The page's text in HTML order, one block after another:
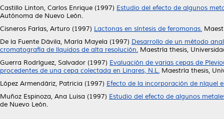
Castillo Linton, Carlos Enrique (1997) Estudio del efecto de algunos
Autónoma de Nuevo León.
Cisneros Farías, Arturo (1997) Lactonas en síntesis de feromonas.
De la Fuente Dávila, María Mayela (1997) Desarrollo de un método
cromatografía de líquidos de alta resolución. Maestría thesis,
Guerra Rodríguez, Salvador (1997) Evaluación de varias cepas de
procedentes de una cepa colectada en Linares, N.L. Maestría thesis,
López Armendáriz, Patricia (1997) Efecto de la incorporación de níquel
Muñoz Espinoza, Ana Luisa (1997) Estudio del efecto de algunos
de Nuevo León.